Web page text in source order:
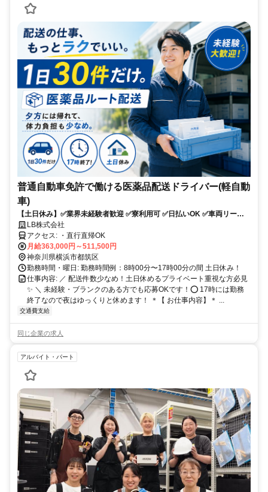
普通自動車免許で働ける医薬品配送ドライバー(軽自動
車)
【土日休み】✅業界未経験者歓迎 ✅寮利用可 ✅日払いOK ✅車両リース
可！✅配送件数少なめ
LB株式会社
アクセス: ・直行直帰OK
月給363,000円～511,500円
神奈川県横浜市都筑区
勤務時間・曜日: 勤務時間例：8時00分〜17時00分の間 土日休み！
仕事内容: ／ 配送件数少なめ！土日休めるプライベート重視な方必見
✨ ＼ 未経験・ブランクのある方でも応募OKです！⭕️ 17時には勤務
終了なので夜はゆっくりと休めます！ ＊【 お仕事内容】＊ ...
交通費支給
同じ企業の求人
アルバイト・パート